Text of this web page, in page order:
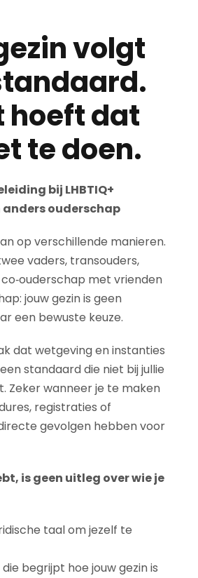
volgt
hoeft dat
te doen.
bij LHBTIQ+
ouderschap
op verschillende manieren.
vaders, transouders,
met vrienden
jouw gezin is geen
een bewuste keuze.
dat wetgeving en instanties
standaard die niet bij jullie
Zeker wanneer je te maken
registraties of
gevolgen hebben voor
is geen uitleg over wie je
taal om jezelf te
begrijpt hoe jouw gezin is